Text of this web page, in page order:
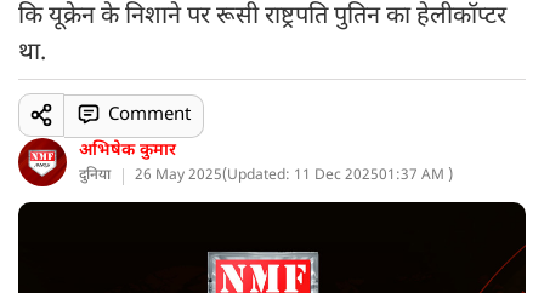
कि यूक्रेन के निशाने पर रूसी राष्ट्रपति पुतिन का हेलीकॉप्टर
था.
अभिषेक कुमार
दुनिया 26 May 2025(Updated: 11 Dec 202501:37 AM )
Comment